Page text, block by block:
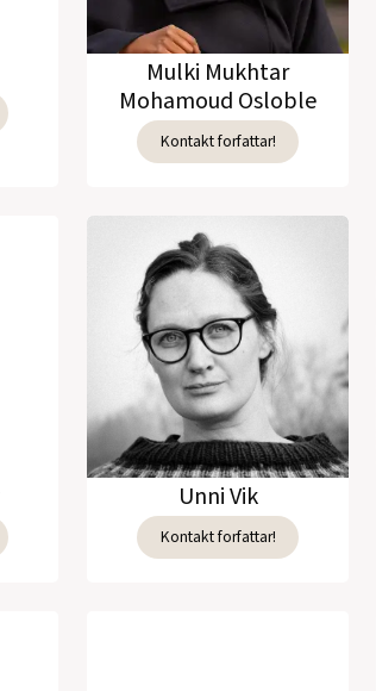
Mulki Mukhtar
Mohamoud Osloble
Kontakt forfattar!
Unni Vik
Kontakt forfattar!